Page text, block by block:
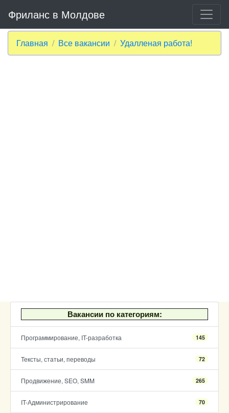
Фриланс в Молдове
Главная Все вакансии Удалленая работа!
Вакансии по категориям:
Программирование, IT-разработка 145
Тексты, статьи, переводы 72
Продвижение, SEO, SMM 265
IT-Администрирование 70